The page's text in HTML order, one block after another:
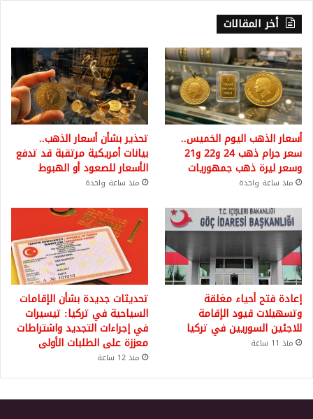
أخر المقالات
أسعار الذهب اليوم الخميس..
سعر جرام ذهب 24 و22 و21
وسعر ليرة ذهب جمهوريات
منذ ساعة واحدة
تحذير بشأن أسعار الذهب..
بيانات أمريكية مرتقبة قد تدفع
الأسعار للصعود أو الهبوط
منذ ساعة واحدة
إعادة فتح أحياء مغلقة
وتسهيلات قيود الإقامة
للاجئين السوريين في تركيا
منذ 11 ساعة
تحديثات جديدة بشأن الإقامات
السياحية في تركيا: تيسيرات
في إجراءات التجديد واشتراطات
معززة على الطلبات الأولى
منذ 12 ساعة